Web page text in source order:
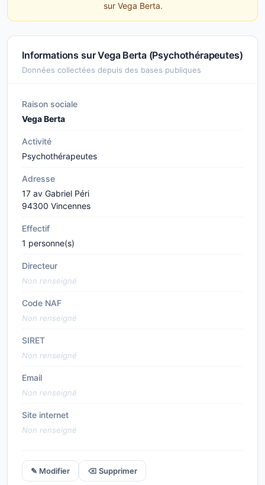
sur Vega Berta.
Informations sur Vega Berta (Psychothérapeutes)
Données collectées depuis des bases publiques
Raison sociale
Vega Berta
Activité
Psychothérapeutes
Adresse
17 av Gabriel Péri
94300 Vincennes
Effectif
1 personne(s)
Directeur
Non renseigné
Code NAF
Non renseigné
SIRET
Non renseigné
Email
Non renseigné
Site internet
Non renseigné
✎ Modifier ⌫ Supprimer